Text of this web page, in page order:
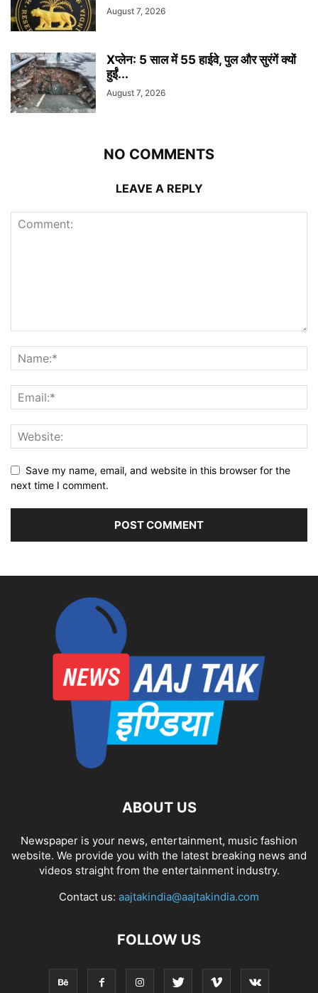
August 7, 2026
Xप्लेन: 5 साल में 55 हाईवे, पुल और सुरंगें क्यों
हुईं...
August 7, 2026
NO COMMENTS
LEAVE A REPLY
Save my name, email, and website in this browser for the
next time I comment.
ABOUT US
Newspaper is your news, entertainment, music fashion
website. We provide you with the latest breaking news and
videos straight from the entertainment industry.
Contact us: aajtakindia@aajtakindia.com
FOLLOW US